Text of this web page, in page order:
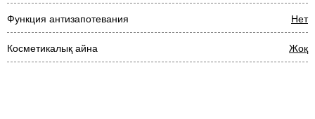
Функция антизапотевания Нет
Косметикалық айна Жоқ